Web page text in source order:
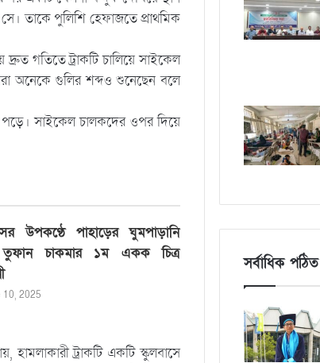
তাকে পুলিশি হেফাজতে প্রাথমিক
দ্রুত গতিতে ট্রাকটি চালিয়ে সাইকেল
অনেকে গুলির শব্দও শুনেছেন বলে
পড়ে। সাইকেল চালকদের ওপর দিয়ে
উপকণ্ঠে পাহাড়ের ঘুমপাড়ানি
চাকমার ১ম একক চিত্র
10, 2025
হামলাকারী ট্রাকটি একটি স্কুলবাসে
সর্বাধিক পঠিত